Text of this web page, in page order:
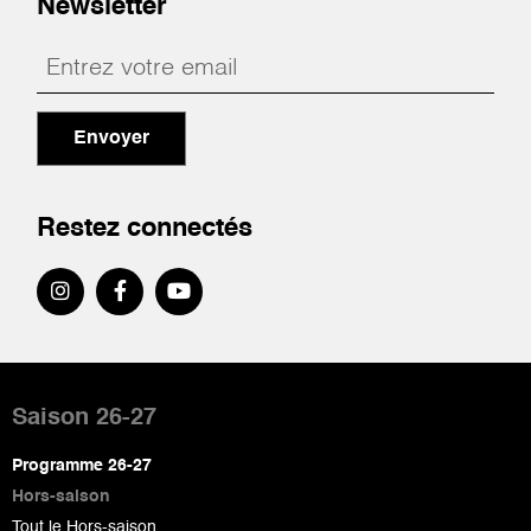
Newsletter
Envoyer
Restez connectés
de
page
Saison 26-27
Programme 26-27
Hors-saison
Tout le Hors-saison